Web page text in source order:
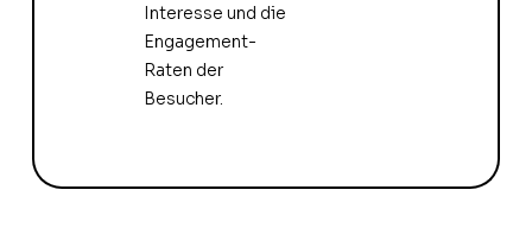
Interesse und die
Engagement-
Raten der
Besucher.